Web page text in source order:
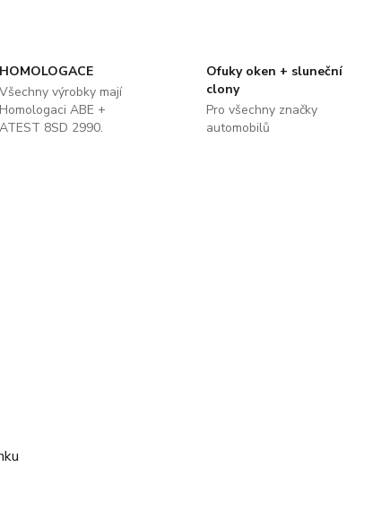
HOMOLOGACE
Všechny výrobky mají
Homologaci ABE +
ATEST 8SD 2990.
Ofuky oken + sluneční
clony
Pro všechny značky
automobilů